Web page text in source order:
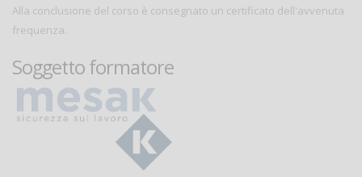
Alla conclusione del corso è consegnato un certificato dell'avvenuta
frequenza.
Soggetto formatore